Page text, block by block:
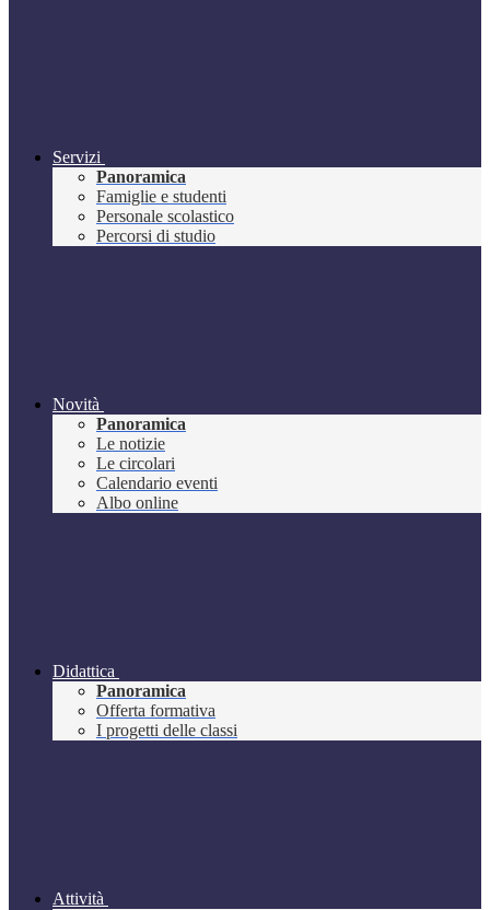
Servizi
Panoramica
Famiglie e studenti
Personale scolastico
Percorsi di studio
Novità
Panoramica
Le notizie
Le circolari
Calendario eventi
Albo online
Didattica
Panoramica
Offerta formativa
I progetti delle classi
Attività